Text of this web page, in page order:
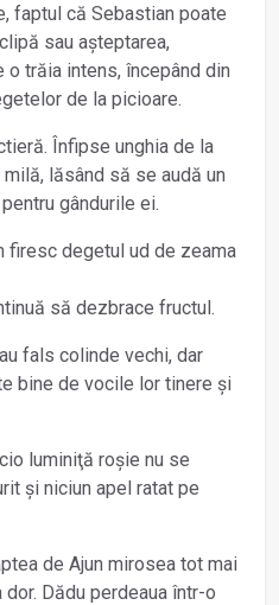
faptul că Sebastian poate
sau așteptarea,
o trăia intens, începând din
de la picioare.
Înfipse unghia de la
lăsând să se audă un
gândurile ei.
firesc degetul ud de zeama
să dezbrace fructul.
fals colinde vechi, dar
bine de vocile lor tinere și
luminiţă roșie nu se
și niciun apel ratat pe
de Ajun mirosea tot mai
Dădu perdeaua într-o